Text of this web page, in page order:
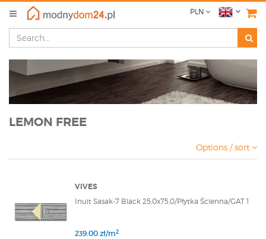
PLN
LEMON FREE
Options / sort
VIVES
Inuit Sasak-7 Black 25,0x75,0/Płytka Ścienna/GAT 1
239.00 zł/m2